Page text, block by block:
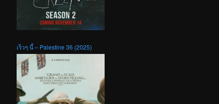
เร็วๆ นี้ – Palestine 36 (2025)